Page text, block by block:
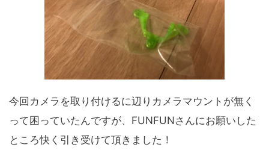
今回カメラを取り付けるに辺りカメラマウントが無く
って困っていたんですが、FUNFUNさんにお願いした
ところ快く引き受けて頂きました！